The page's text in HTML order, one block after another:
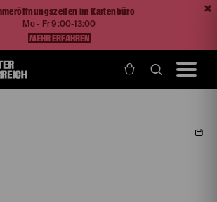
im Kartenbüro
Mo - Fr 9:00-13:00
MEHR ERFAHREN